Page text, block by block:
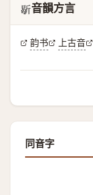
𣂰 音韻方言
韵书 上古音
同音字